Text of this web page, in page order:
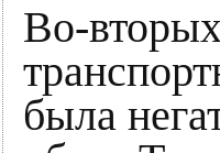
Во-
была